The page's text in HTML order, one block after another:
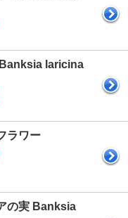
laricina
ラワー
の実 Banksia